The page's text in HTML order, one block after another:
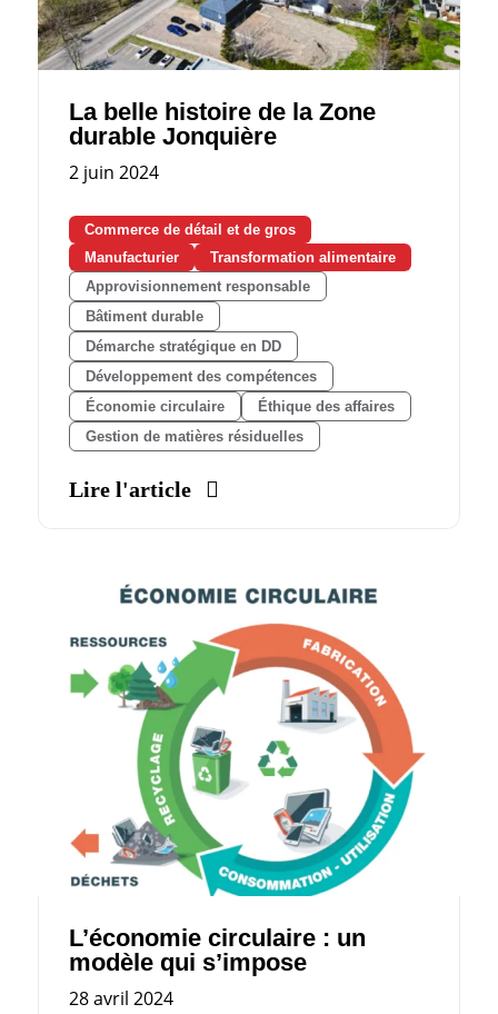
La belle histoire de la Zone
durable Jonquière
2 juin 2024
Commerce de détail et de gros
Manufacturier
Transformation alimentaire
Approvisionnement responsable
Bâtiment durable
Démarche stratégique en DD
Développement des compétences
Économie circulaire
Éthique des affaires
Gestion de matières résiduelles
Lire l'article
L’économie circulaire : un
modèle qui s’impose
28 avril 2024